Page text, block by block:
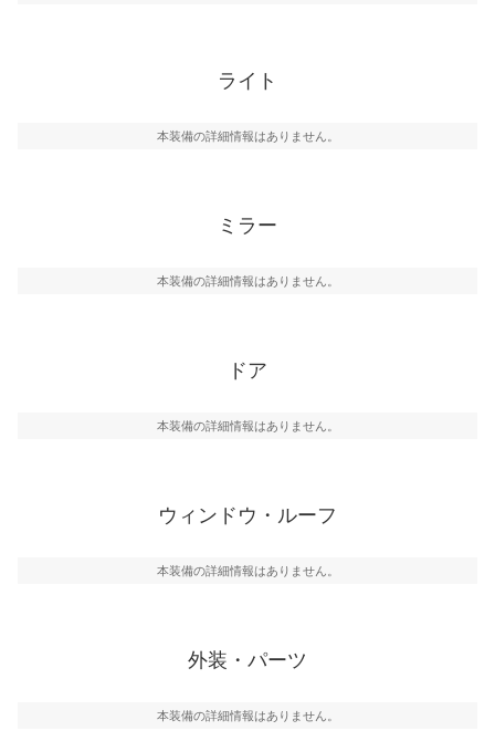
ライト
本装備の詳細情報はありません。
ミラー
本装備の詳細情報はありません。
ドア
本装備の詳細情報はありません。
ウィンドウ・ルーフ
本装備の詳細情報はありません。
外装・パーツ
本装備の詳細情報はありません。